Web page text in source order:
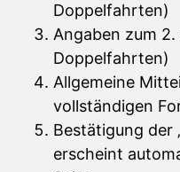
Doppelfahrten)
Angaben zum
Doppelfahrten)
Allgemeine
vollständigen
Bestätigung der
erscheint